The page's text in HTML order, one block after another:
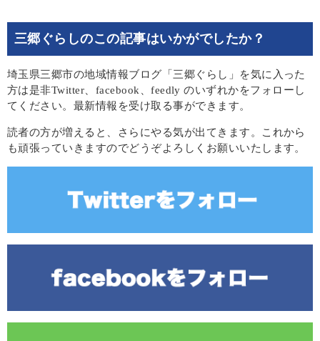
三郷ぐらしのこの記事はいかがでしたか？
埼玉県三郷市の地域情報ブログ「三郷ぐらし」を気に入った
方は是非Twitter、facebook、feedly のいずれかをフォローし
てください。最新情報を受け取る事ができます。
読者の方が増えると、さらにやる気が出てきます。これから
も頑張っていきますのでどうぞよろしくお願いいたします。